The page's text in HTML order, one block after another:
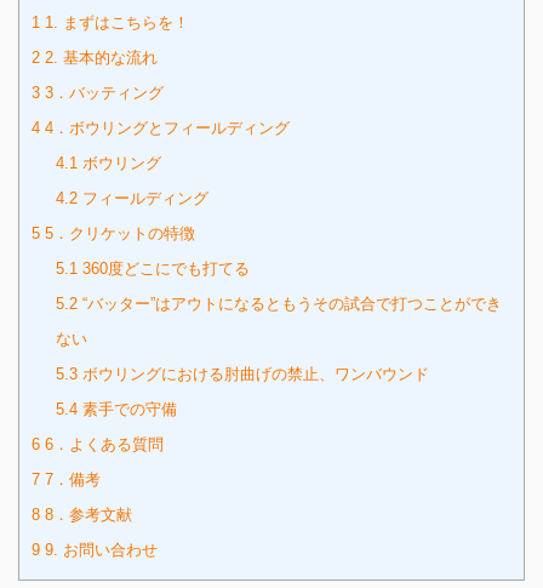
1 1. まずはこちらを！
2 2. 基本的な流れ
3 3．バッティング
4 4．ボウリングとフィールディング
4.1ボウリング
4.2フィールディング
5 5．クリケットの特徴
5.1360度どこにでも打てる
5.2“バッター”はアウトになるともうその試合で打つことができ
ない
5.3ボウリングにおける肘曲げの禁止、ワンバウンド
5.4素手での守備
6 6．よくある質問
7 7．備考
8 8．参考文献
9 9. お問い合わせ